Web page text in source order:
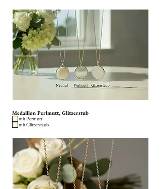
Medaillon Perlmutt, Glitzerstub
mit Permutt
mit Glitzerstaub